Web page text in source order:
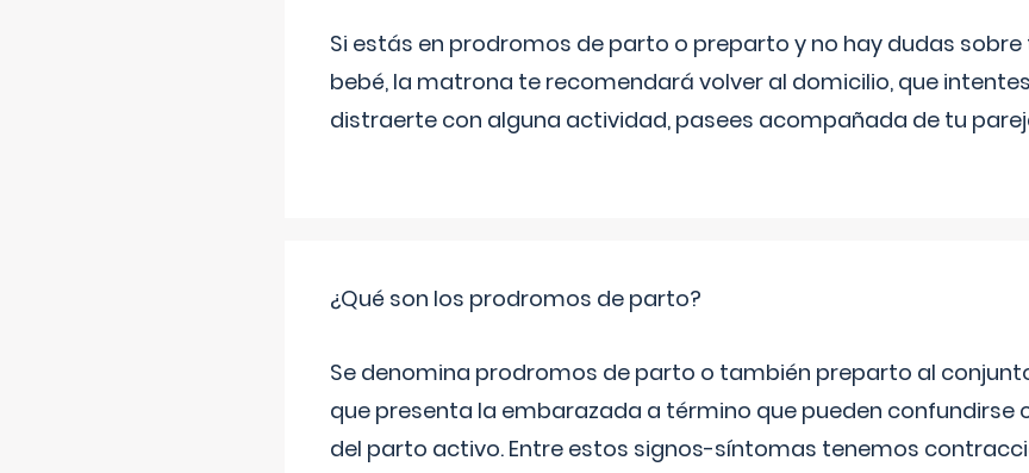
Si estás en prodromos de parto o preparto y no hay dudas sobre
bebé, la matrona te recomendará volver al domicilio, que
distraerte con alguna actividad, pasees acompañada de tu
¿Qué son los prodromos de parto?
Se denomina prodromos de parto o también preparto al
que presenta la embarazada a término que pueden confundirse
del parto activo. Entre estos signos-síntomas tenemos